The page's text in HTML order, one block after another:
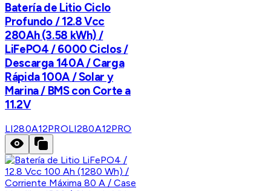
Batería de Litio Ciclo
Profundo / 12.8 Vcc
280Ah (3.58 kWh) /
LiFePO4 / 6000 Ciclos /
Descarga 140A / Carga
Rápida 100A / Solar y
Marina / BMS con Corte a
11.2V
LI280A12PROLI280A12PRO